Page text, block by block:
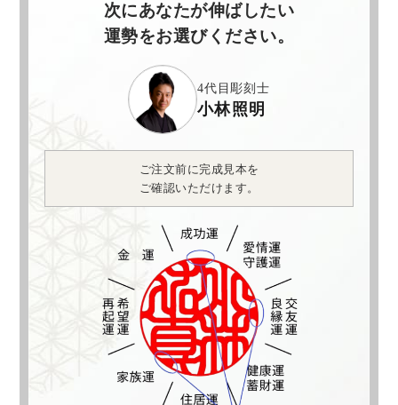
次にあなたが伸ばしたい
運勢をお選びください。
4代目彫刻士
小林照明
ご注文前に完成見本を
ご確認いただけます。